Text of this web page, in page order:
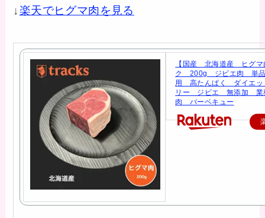
↓楽天でヒグマ肉を見る
【国産 北海道産 ヒグ
ク 200g ジビエ肉 単
用 高たんぱく ダイエ
リー ジビエ 無添加
肉 バーベキュー